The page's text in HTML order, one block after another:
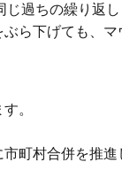
じ過ちの繰り返し
ら下げても、
。
町村合併を推